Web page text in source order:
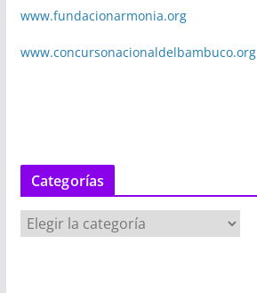
www.fundacionarmonia.org
www.concursonacionaldelbambuco.org
Categorías